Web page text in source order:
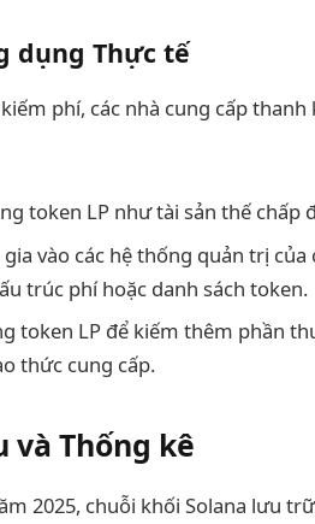
dụng Thực tế
phí, các nhà cung cấp
token LP như tài sản thế chấp
vào các hệ thống quản trị
trúc phí hoặc danh sách token.
token LP để kiếm thêm phần
thức cung cấp.
và Thống kê
2025, chuỗi khối Solana lưu